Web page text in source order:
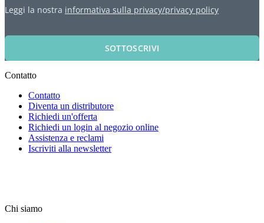
Leggi la nostra informativa sulla privacy/privacy policy
SOTTOSCRIVI
Contatto
Contatto
Diventa un distributore
Richiedi un'offerta
Richiedi un login al negozio online
Assistenza e reclami
Iscriviti alla newsletter
Chi siamo